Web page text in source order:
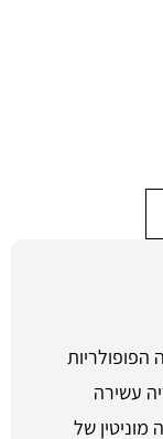
עשירה
בנתה מוניטין של